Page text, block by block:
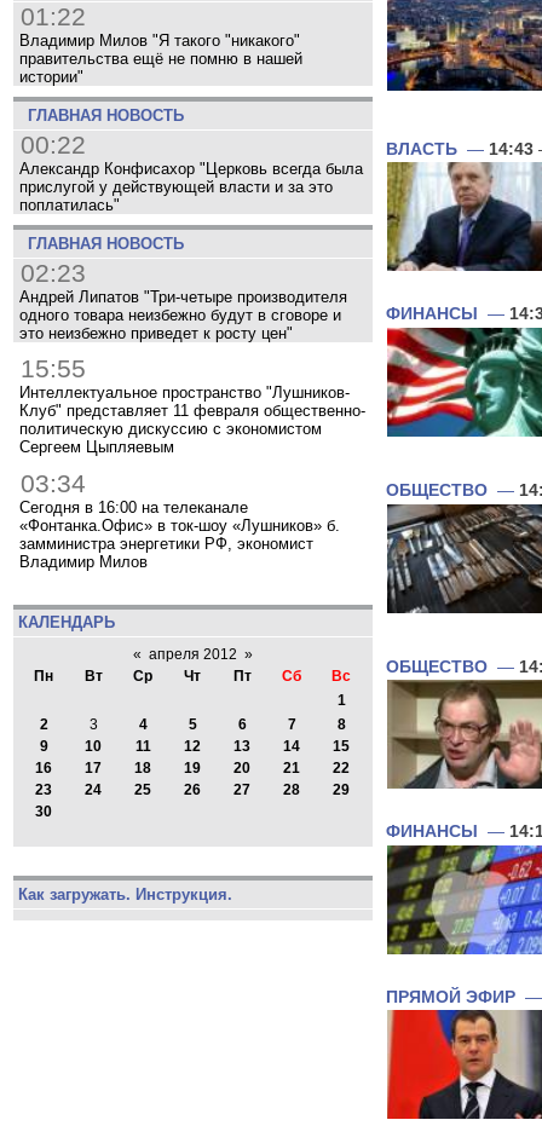
01:22
Владимир Милов "Я такого "никакого"
правительства ещё не помню в нашей
истории"
ГЛАВНАЯ НОВОСТЬ
00:22
Александр Конфисахор "Церковь всегда была
прислугой у действующей власти и за это
поплатилась"
ГЛАВНАЯ НОВОСТЬ
02:23
Андрей Липатов "Три-четыре производителя
одного товара неизбежно будут в сговоре и
это неизбежно приведет к росту цен"
15:55
Интеллектуальное пространство "Лушников-
Клуб" представляет 11 февраля общественно-
политическую дискуссию с экономистом
Сергеем Цыпляевым
03:34
Сегодня в 16:00 на телеканале
«Фонтанка.Офис» в ток-шоу «Лушников» б.
замминистра энергетики РФ, экономист
Владимир Милов
КАЛЕНДАРЬ
« апреля 2012 »
Пн
Вт Ср Чт Пт Сб
Вс
1
2
3 4 5 6 7
8
9
10 11 12 13 14
15
16
17 18 19 20 21
22
23
24 25 26 27 28
29
30
Как загружать. Инструкция.
ВЛАСТЬ — 14:43
ФИНАНСЫ —
ОБЩЕСТВО —
ОБЩЕСТВО —
ФИНАНСЫ —
ПРЯМОЙ ЭФИР